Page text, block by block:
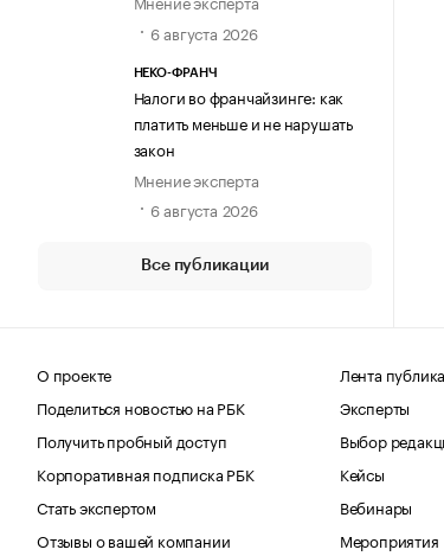
6 августа 2026
НЕКО-ФРАНЧ
Налоги во франчайзинге: как
платить меньше и не нарушать
закон
Мнение эксперта
6 августа 2026
Все публикации
О проекте
Поделиться новостью на РБК
Получить пробный доступ
Корпоративная подписка РБК
Стать экспертом
Отзывы о вашей компании
Лента
Эксперты
Выбор
Кейсы
Вебинары
Мероприятия